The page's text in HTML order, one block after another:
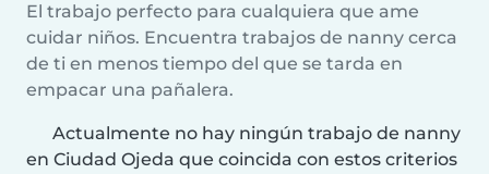
El trabajo perfecto para cualquiera que ame
cuidar niños. Encuentra trabajos de nanny cerca
de ti en menos tiempo del que se tarda en
empacar una pañalera.
Actualmente no hay ningún trabajo de nanny
en Ciudad Ojeda que coincida con estos criterios